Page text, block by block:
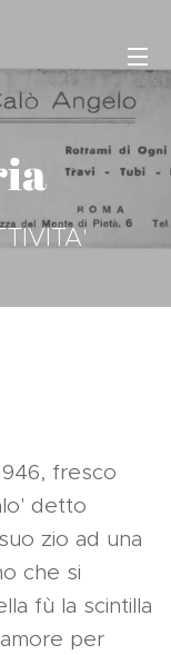
fresco
detto
zio ad una
che si
fù la scintilla
per